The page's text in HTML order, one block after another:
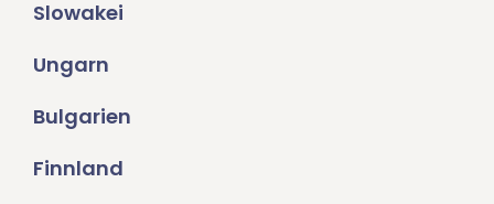
Slowakei
Ungarn
Bulgarien
Finnland